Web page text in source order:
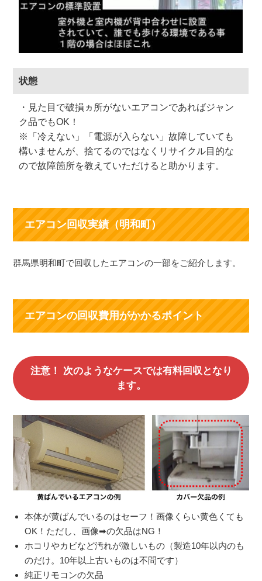
状態
・見た目で破損ヵ所がないエアコンであればジャン
ク品でもOK！
※「冷えない」「電源が入らない」故障していても
構いませんが、捨てるのではなくリサイクル目的な
ので故障箇所を教えていただけると助かります。
エアコン回収実績（明和町）
群馬県明和町で回収したエアコンの一部をご紹介します。
エアコンの回収費用がかかるポイント
注意！ 次のようなケースでは有料回収となり
ます。
本体が黄ばんでいるのはセーフ！画像くらい黄色くても
OK！ただし、画像➡の欠品はNG！
ホコリやカビなど汚れが激しいもの（製造10年以内のも
のだけ。10年以上古いものは不問です）
純正リモコンの欠品